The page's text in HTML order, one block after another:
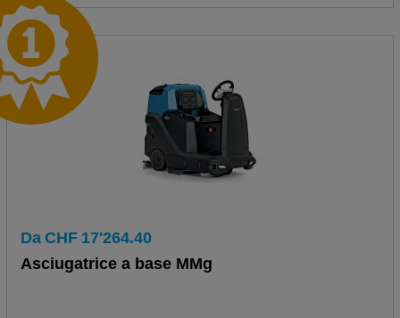
Da CHF 17'264.40
Asciugatrice a base MMg